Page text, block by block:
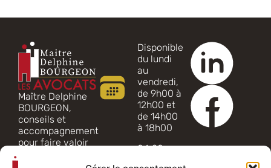
Maître Delphine
BOURGEON,
conseils et
accompagnement
pour faire valoir
Disponible
du lundi
au
vendredi,
de 9h00 à
12h00 et
de 14h00
à 18h00
04 20